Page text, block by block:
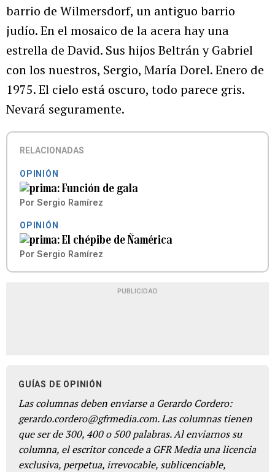
barrio de Wilmersdorf, un antiguo barrio
judío. En el mosaico de la acera hay una
estrella de David. Sus hijos Beltrán y Gabriel
con los nuestros, Sergio, María Dorel. Enero de
1975. El cielo está oscuro, todo parece gris.
Nevará seguramente.
RELACIONADAS
OPINIÓN
Función de gala
Por Sergio Ramírez
OPINIÓN
El chépibe de Ñamérica
Por Sergio Ramírez
PUBLICIDAD
GUÍAS DE OPINIÓN
Las columnas deben enviarse a Gerardo Cordero:
gerardo.cordero@gfrmedia.com. Las columnas tienen
que ser de 300, 400 o 500 palabras. Al enviarnos su
columna, el escritor concede a GFR Media una licencia
exclusiva, perpetua, irrevocable, sublicenciable,